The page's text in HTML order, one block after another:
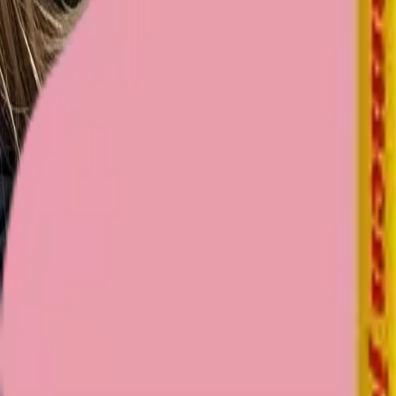
Ben jij al deel van onze jongelooflijk warme Klub? Word lid van